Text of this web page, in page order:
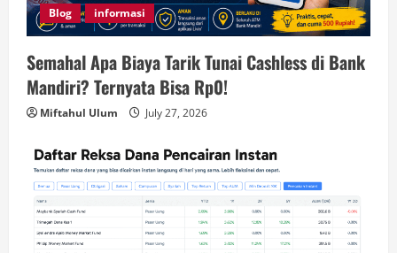
Blog informasi
Semahal Apa Biaya Tarik Tunai Cashless di Bank
Mandiri? Ternyata Bisa Rp0!
Miftahul Ulum July 27, 2026